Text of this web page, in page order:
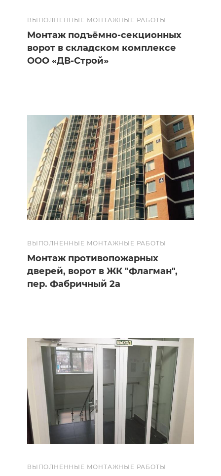
ВЫПОЛНЕННЫЕ МОНТАЖНЫЕ РАБОТЫ
Монтаж подъёмно-секционных
ворот в складском комплексе
ООО «ДВ-Строй»
ВЫПОЛНЕННЫЕ МОНТАЖНЫЕ РАБОТЫ
Монтаж противопожарных
дверей, ворот в ЖК "Флагман",
пер. Фабричный 2а
ВЫПОЛНЕННЫЕ МОНТАЖНЫЕ РАБОТЫ